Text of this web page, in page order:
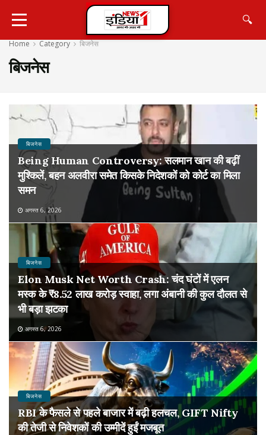
🔍
Home Category बिजनेस
बिजनेस
बिजनेस
Being Human Controversy: सलमान खान की बढ़ीं
मुश्किलें, बहन अलवीरा समेत किसके निदेशकों को कोर्ट का मिला
समन
अगस्त 6, 2026
बिजनेस
Elon Musk Net Worth Crash: चंद घंटों में एलन
मस्क के ₹8.52 लाख करोड़ स्वाहा, लगा अंबानी की कुल दौलत से
भी बड़ा झटका
अगस्त 6, 2026
बिजनेस
RBI के फैसले से पहले बाजार में बढ़ी हलचल, GIFT Nifty
की तेजी से निवेशकों की उम्मीदें हुईं मजबूत